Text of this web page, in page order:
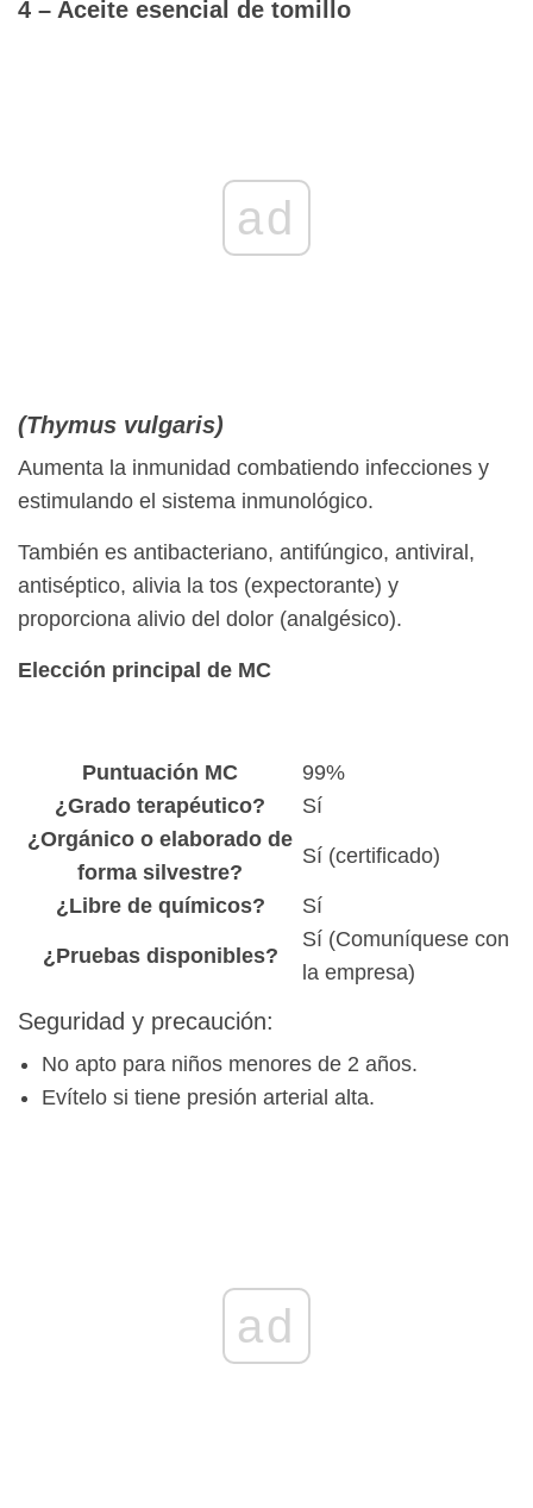
4 – Aceite esencial de tomillo
ad
(Thymus vulgaris)
Aumenta la inmunidad combatiendo infecciones y
estimulando el sistema inmunológico.
También es antibacteriano, antifúngico, antiviral,
antiséptico, alivia la tos (expectorante) y
proporciona alivio del dolor (analgésico).
Elección principal de MC
Puntuación MC
99%
¿Grado terapéutico?
Sí
¿Orgánico o elaborado de
forma silvestre?
Sí (certificado)
¿Libre de químicos? Sí
¿Pruebas disponibles?
Sí (Comuníquese con
la empresa)
Seguridad y precaución:
No apto para niños menores de 2 años.
Evítelo si tiene presión arterial alta.
ad